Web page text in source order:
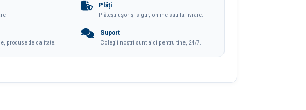
Plăți
Plătești ușor și sigur, online sau la livrare.
produse de calitate.
Suport
Colegii noștri sunt aici pentru tine, 24/7.